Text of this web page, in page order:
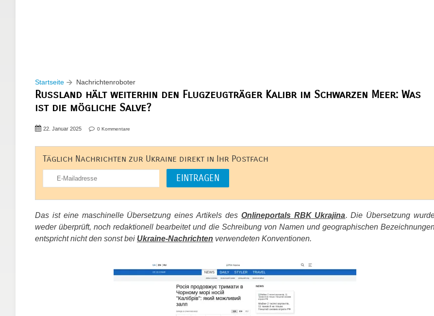
Startseite Nachrichtenroboter
Russland hält weiterhin den Flugzeugträger Kalibr im Schwarzen Meer: Was
ist die mögliche Salve?
22. Januar 2025 0 Kommentare
Täglich Nachrichten zur Ukraine direkt in Ihr Postfach
Das ist eine maschinelle Übersetzung eines Artikels des Onlineportals RBKUkrajina. Die Übersetzung
weder überprüft, noch redaktionell bearbeitet und die Schreibung von Namen und geographischen
entspricht nicht den sonst bei Ukraine-Nachrichten verwendeten Konventionen.